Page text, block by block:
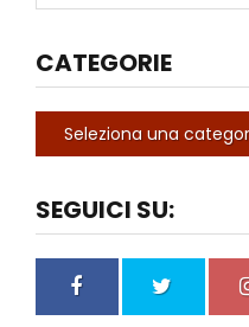
CATEGORIE
SEGUICI SU: